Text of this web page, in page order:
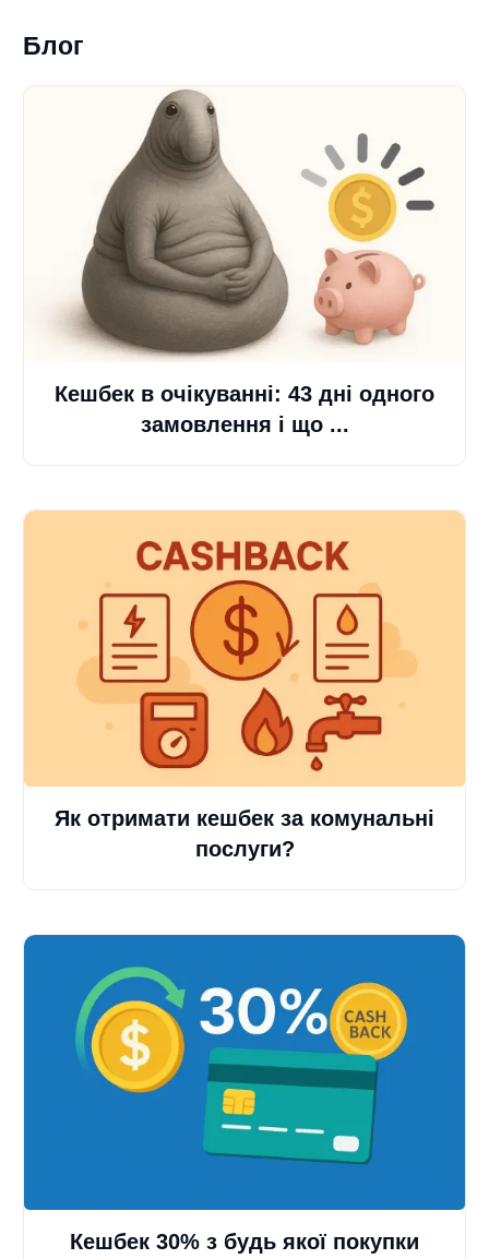
Блог
Кешбек в очікуванні: 43 дні одного
замовлення і що ...
Як отримати кешбек за комунальні
послуги?
Кешбек 30% з будь якої покупки